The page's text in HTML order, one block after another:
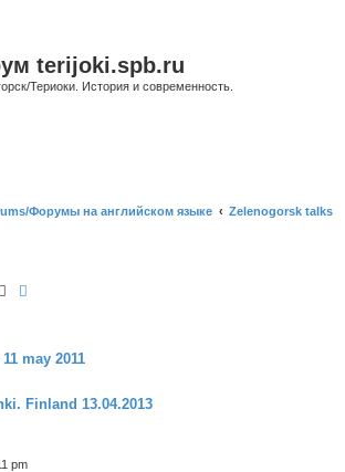
terijoki.spb.ru
Териоки. История и современность.
Форумы на английском языке Zelenogorsk talks
Поиск
may 2011
Finland 13.04.2013
pm